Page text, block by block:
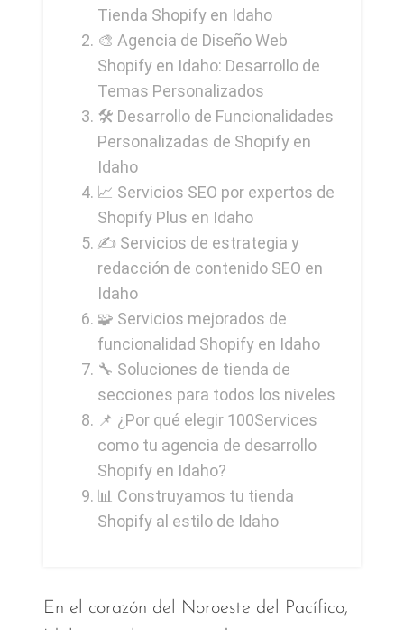
Tienda Shopify en Idaho
🎨 Agencia de Diseño Web
Shopify en Idaho: Desarrollo de
Temas Personalizados
🛠️ Desarrollo de Funcionalidades
Personalizadas de Shopify en
Idaho
📈 Servicios SEO por expertos de
Shopify Plus en Idaho
✍️ Servicios de estrategia y
redacción de contenido SEO en
Idaho
🧩 Servicios mejorados de
funcionalidad Shopify en Idaho
🔧 Soluciones de tienda de
secciones para todos los niveles
📌 ¿Por qué elegir 100Services
como tu agencia de desarrollo
Shopify en Idaho?
📊 Construyamos tu tienda
Shopify al estilo de Idaho
En el corazón del Noroeste del Pacífico,